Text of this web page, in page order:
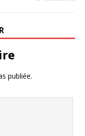
publiée.